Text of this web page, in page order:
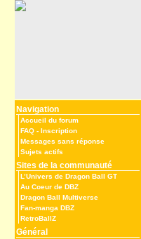
Navigation
Accueil du forum
FAQ - Inscription
Messages sans réponse
Sujets actifs
Sites de la communauté
L’Univers de Dragon Ball GT
Au Coeur de DBZ
Dragon Ball Multiverse
Fan-manga DBZ
RetroBallZ
Général